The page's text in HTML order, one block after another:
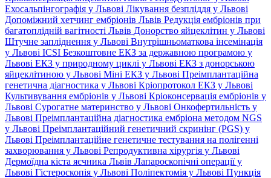
Ехосальпінгографія у Львові Лікування безпліддя у Львові
Допоміжний хетчинг ембріонів Львів Редукція ембріонів при
багатоплідній вагітності Львів Донорство яйцеклітин у Львові
Штучне запліднення у Львові Внутрішньоматкова інсемінація
у Львові ICSI Безкоштовне ЕКЗ за державною програмою у
Львові ЕКЗ у природному циклі у Львові ЕКЗ з донорською
яйцеклітиною у Львові Міні ЕКЗ у Львові Преімплантаційна
генетична діагностика у Львові Кріопротокол ЕКЗ у Львові
Культивування ембріонів у Львові Кріоконсервація ембріонів у
Львові Сурогатне материнство у Львові Онкофертильність у
Львові Преімплантаційна діагностика ембріона методом NGS
у Львові Преімплантаційний генетичний скринінг (PGS) у
Львові Преімплантаційне генетичне тестування на полігенні
захворювання у Львові Репродуктивна хірургія у Львові
Дермоїдна кіста яєчника Львів Лапароскопічні операції у
Львові Гістероскопія у Львові Поліпектомія у Львові Пункція